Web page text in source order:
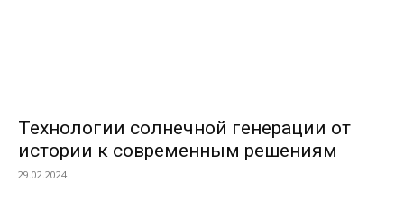
Технологии солнечной генерации от
истории к современным решениям
29.02.2024